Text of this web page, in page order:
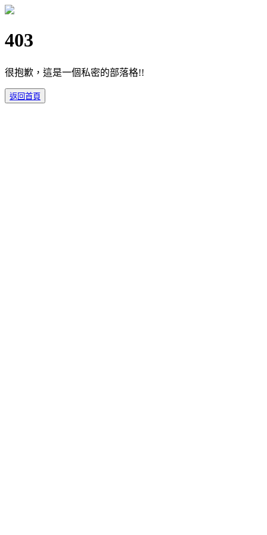
403
很抱歉，這是一個私密的部落格!!
返回首頁